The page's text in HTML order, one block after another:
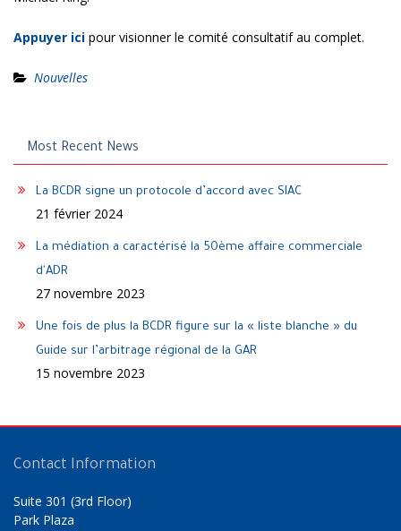
Appuyer ici pour visionner le comité consultatif au complet.
Nouvelles
Most Recent News
La BCDR signe un protocole d’accord avec SIAC
21 février 2024
La médiation a caractérisé la 50ème affaire commerciale
d'ADR
27 novembre 2023
Une fois de plus la BCDR figure sur la « liste blanche » du
Guide sur l’arbitrage régional de la GAR
15 novembre 2023
Contact Information
Suite 301 (3rd Floor)
Park Plaza